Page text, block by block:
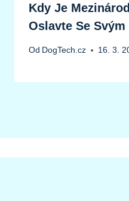
Kdy Je
Oslavte Se
Od DogTech.cz 16. 3.